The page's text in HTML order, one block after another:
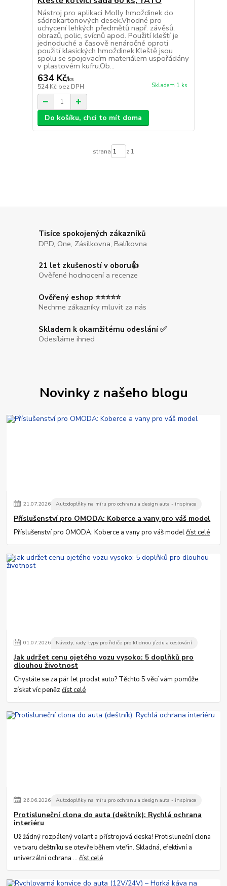
Nástroj pro aplikaci Molly hmoždinek do
sádrokartonových desek.Vhodné pro
uchycení lehkých předmětů např. závěsů,
obrazů, polic, svícnů apod. Použití kleští je
jednoduché a časově nenáročné oproti
použití klasických hmoždinek.Kleště jsou
spolu se spojovacím materiálem uspořádány
v plastovém kufru.Ob...
634 Kč/ks
524 Kč bez DPH Skladem 1 ks
Do košíku, chci to mít doma
strana z 1
Tisíce spokojených zákazníků
DPD, One, Zásilkovna, Balíkovna
21 let zkušeností v oboru👍
Ověřené hodnocení a recenze
Ověřený eshop ⭐⭐⭐⭐⭐
Nechme zákazníky mluvit za nás
Skladem k okamžitému odeslání ✅
Odesíláme ihned
Novinky z našeho blogu
21.07.2026 Autodoplňky na míru pro ochranu a design auta - inspirace
Příslušenství pro OMODA: Koberce a vany pro váš model
Příslušenství pro OMODA: Koberce a vany pro váš modelčíst celé
01.07.2026 Návody, rady, typy pro řidiče pro klidnou jízdu a cestování
Jak udržet cenu ojetého vozu vysoko: 5 doplňků pro
dlouhou životnost
Chystáte se za pár let prodat auto? Těchto 5 věcí vám pomůže
získat víc penězčíst celé
26.06.2026 Autodoplňky na míru pro ochranu a design auta - inspirace
Protisluneční clona do auta (deštník): Rychlá ochrana
interiéru
Už žádný rozpálený volant a přístrojová deska! Protisluneční clona
ve tvaru deštníku se otevře během vteřin. Skladná, efektivní a
univerzální ochrana ...číst celé